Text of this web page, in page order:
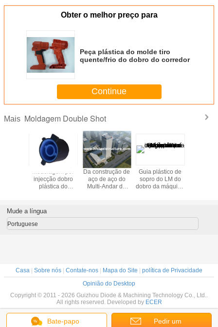
Obter o melhor preço para
Peça plástica do molde tiro
quente/frio do dobro do corredor
Continue
Mais Moldagem Double Shot
Modelagem por
injecção dobro
plástica do
Da construção de
aço de aço do
Multi-Andar da
elétrica e
perfuração, Tiro-
Guia plástico de
sopro do LM do
dobro da máquina
automática
Bate-papo Pedir um
Mude a língua
Portuguese
Casa | Sobre nós | Contate-nos | Mapa do Site | política de Privacidade
Opinião do Desktop
Copyright © 2011 - 2026 Guizhou Diode & Machining Technology Co., Ltd..
All rights reserved. Developed by ECER